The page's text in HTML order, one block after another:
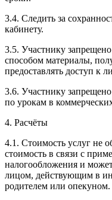
3.4. Следить за
кабинету.
3.5. Участнику
способом материалы,
предоставлять доступ к
3.6. Участнику
по урокам в
4. Расчёты
4.1. Cтоимость услуг не
стоимость в связи с
налогообложения и
лицом, действующим в
родителем или опекуном.